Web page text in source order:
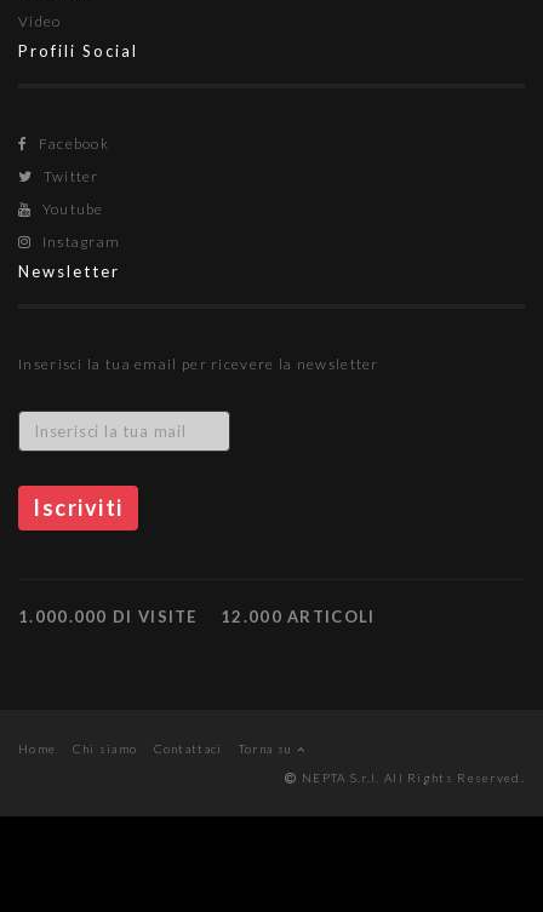
Video
Profili Social
Facebook
Twitter
Youtube
Instagram
Newsletter
Inserisci la tua email per ricevere la newsletter
1.000.000 DI VISITE 12.000 ARTICOLI
Home Chi siamo Contattaci
Torna su
NEPTA S.r.l. All Rights Reserved.